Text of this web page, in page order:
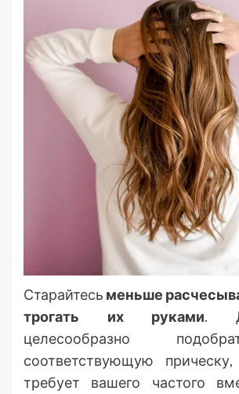
Старайтесь меньше
трогать их руками.
целесообразно
соответствующую
требует вашего частого